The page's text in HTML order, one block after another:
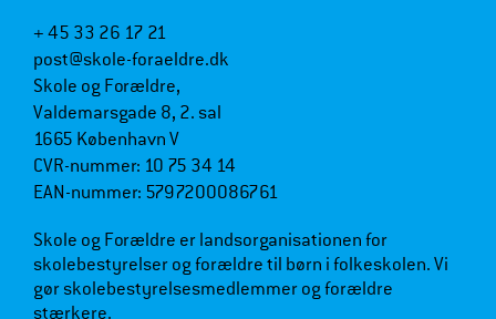
+ 45 33 26 17 21
post@skole-foraeldre.dk
Skole og Forældre,
Valdemarsgade 8, 2. sal
1665 København V
CVR-nummer: 10 75 34 14
EAN-nummer: 5797200086761
Skole og Forældre er landsorganisationen for
skolebestyrelser og forældre til børn i folkeskolen. Vi
gør skolebestyrelsesmedlemmer og forældre
stærkere.